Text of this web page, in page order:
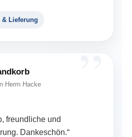
& Lieferung
Herrn Hacke
freundliche und
Dankeschön.“